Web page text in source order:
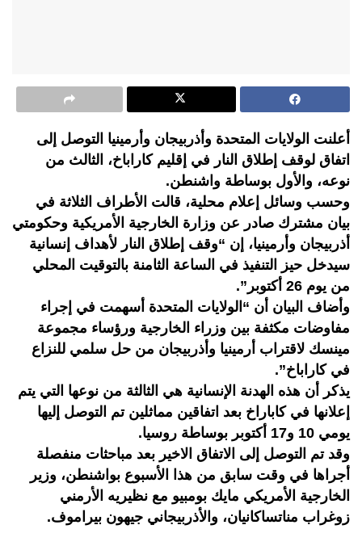
أعلنت الولايات المتحدة وأذربيجان وأرمينيا التوصل إلى
اتفاق لوقف إطلاق النار في إقليم كاراباخ، الثالث من
نوعه، والأول بوساطة واشنطن.
وحسب وسائل إعلام محلية، قالت الأطراف الثلاثة في
بيان مشترك صادر عن وزارة الخارجية الأمريكية وحكومتي
أذربيجان وأرمينيا، إن “وقف إطلاق النار لأهداف إنسانية
سيدخل حيز التنفيذ في الساعة الثامنة بالتوقيت المحلي
من يوم 26 أكتوبر”.
وأضاف البيان أن “الولايات المتحدة أسهمت في إجراء
مفاوضات مكثفة بين وزراء الخارجية ورؤساء مجموعة
مينسك لاقتراب أرمينيا وأذربيجان من حل سلمي للنزاع
في كاراباخ”.
يذكر أن هذه الهدنة الإنسانية هي الثالثة من نوعها التي يتم
إعلانها في كاباراخ بعد اتفاقين مماثلين تم التوصل إليها
يومي 10 و17 أكتوبر بوساطة روسيا.
وقد تم التوصل إلى الاتفاق الاخير بعد مباحثات منفصلة
أجراها في وقت سابق من هذا الأسبوع بواشنطن، وزير
الخارجية الأمريكي مايك بومبيو مع نظيريه الأرمني
زوغراب مناتساكانيان، والأذربيجاني جيهون بيراموف.